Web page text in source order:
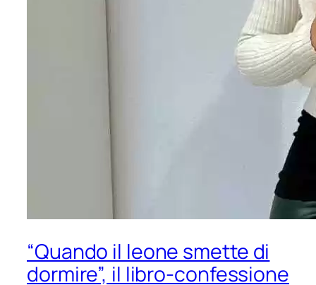
“Quando il leone smette di
dormire”, il libro-confessione